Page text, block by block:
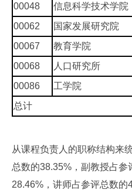
00048
信息科学技术学院
00062
国家发展研究院
00067
教育学院
00068
人口研究所
00086
工学院
总计
从课程负责人的职称结构来
总数的38.35%，副教授占参
28.46%，讲师占参评总数的